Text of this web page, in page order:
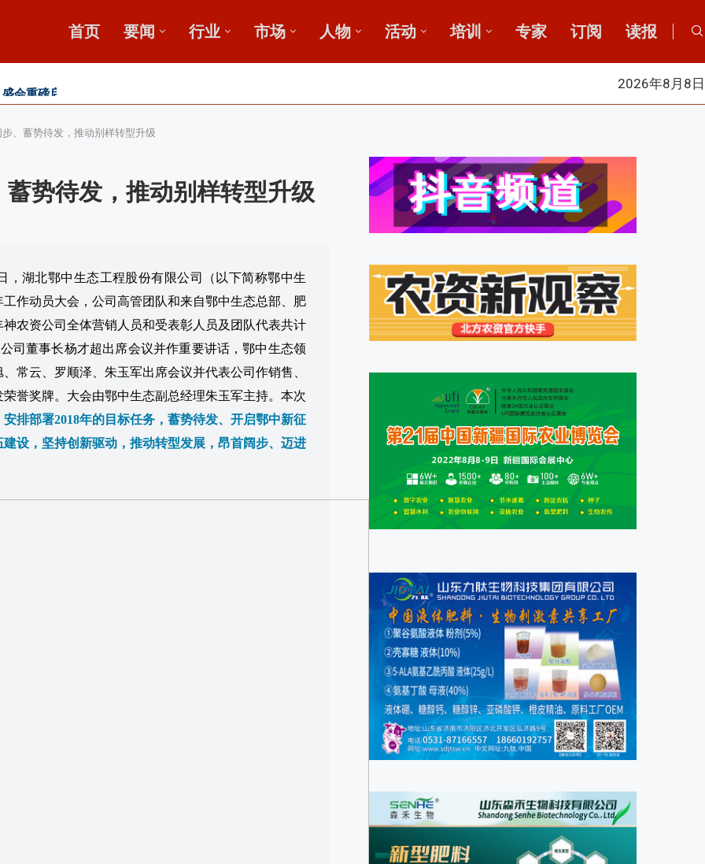
首页 要闻 行业 市场 人物 活动 培训 专家 订阅 读报
2026年8月8日
、蓄势待发，推动别样转型升级
势待发，推动别样转型升级
，湖北鄂中生态工程股份有限公司（以下简称鄂中生
作动员大会，公司高管团队和来自鄂中生态总部、肥
农资公司全体营销人员和受表彰人员及团队代表共计
公司董事长杨才超出席会议并作重要讲话，鄂中生态领
常云、罗顺泽、朱玉军出席会议并代表公司作销售、
誉奖牌。大会由鄂中生态副总经理朱玉军主持。本次
排部署2018年的目标任务，蓄势待发、开启鄂中新征
设，坚持创新驱动，推动转型发展，昂首阔步、迈进